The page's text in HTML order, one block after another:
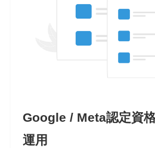
Google / Meta認定資
運用